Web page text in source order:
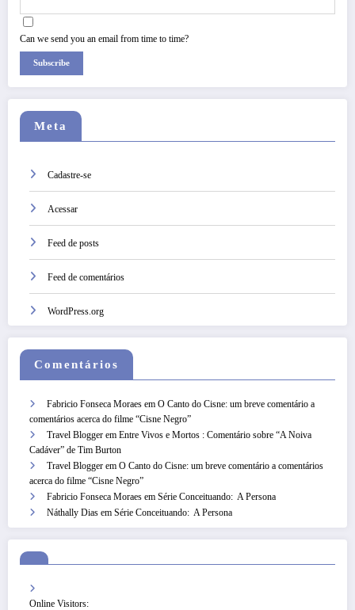
Can we send you an email from time to time?
Subscribe
Meta
Cadastre-se
Acessar
Feed de posts
Feed de comentários
WordPress.org
Comentários
Fabricio Fonseca Moraes em O Canto do Cisne: um breve comentário a
comentários acerca do filme “Cisne Negro”
Travel Blogger em Entre Vivos e Mortos : Comentário sobre “A Noiva
Cadáver” de Tim Burton
Travel Blogger em O Canto do Cisne: um breve comentário a comentários
acerca do filme “Cisne Negro”
Fabricio Fonseca Moraes em Série Conceituando: A Persona
Náthally Dias em Série Conceituando: A Persona
Online Visitors: